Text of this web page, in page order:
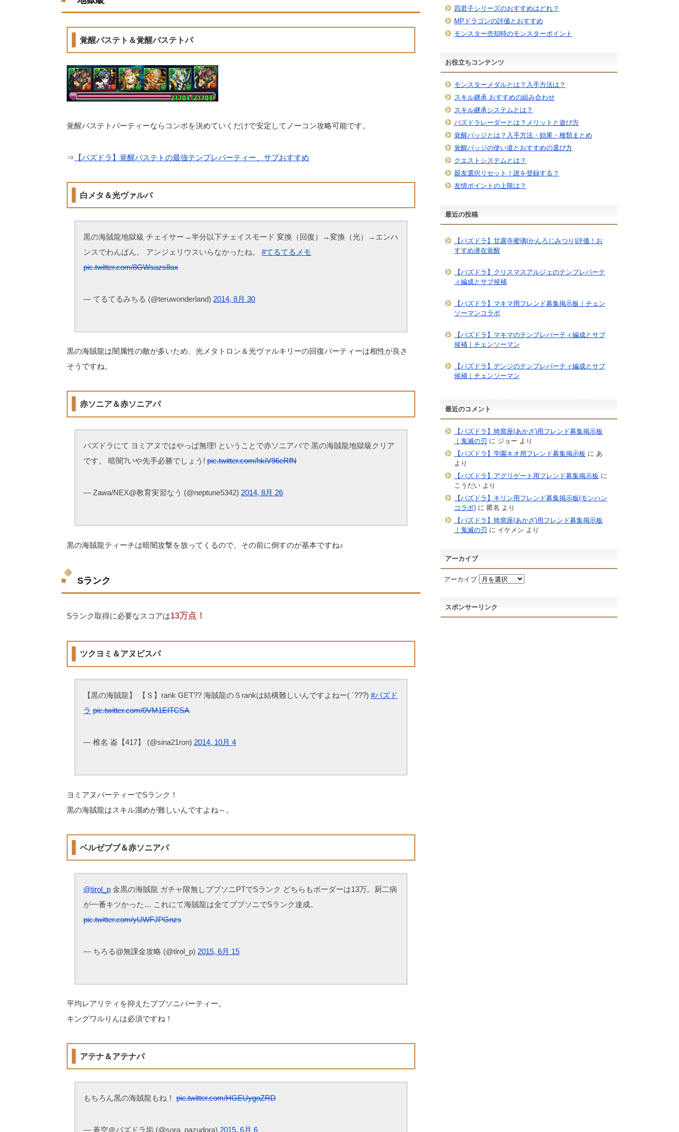
覚醒バステト＆覚醒バステトパ
覚醒バステトパーティーならコンボを決めていくだけで安定してノーコン攻略可能です。
⇒ 【パズドラ】覚醒バステトの最強テンプレパーティー、サブおすすめ
白メタ＆光ヴァルパ
黒の海賊龍地獄級 チェイサー→半分以下チェイスモード 変換（回復）→変換（光）→エンハ
ンスでわんぱん。 アンジェリウスいらなかったね。 #てるてるメモ
pic.twitter.com/8GWsazs8ax
— てるてるみちる (@teruwonderland) 2014, 8月 30
黒の海賊龍は闇属性の敵が多いため、光メタトロン＆光ヴァルキリーの回復パーティーは相性が良さ
そうですね。
赤ソニア＆赤ソニアパ
パズドラにて ヨミアヌではやっぱ無理! ということで赤ソニアパで 黒の海賊龍地獄級クリア
です。 暗闇?いや先手必勝でしょう! pic.twitter.com/hkiV96eRfN
— Zawa/NEX@教育実習なう (@neptune5342) 2014, 8月 26
黒の海賊龍ティーチは暗闇攻撃を放ってくるので、その前に倒すのが基本ですね♪
Sランク
Sランク取得に必要なスコアは13万点！
ツクヨミ＆アヌビスパ
【黒の海賊龍】 【Ｓ】rank GET?? 海賊龍のＳrankは結構難しいんですよねー( ´???) #パズド
ラ pic.twitter.com/0VM1EITCSA
— 椎名 崙【417】 (@sina21ron) 2014, 10月 4
ヨミアヌパーティーでSランク！
黒の海賊龍はスキル溜めが難しいんですよね～。
ベルゼブブ＆赤ソニアパ
@tirol_p 金黒の海賊龍 ガチャ限無しブブソニPTでSランク どちらもボーダーは13万。厨二病
が一番キツかった… これにて海賊龍は全てブブソニでSランク達成。
pic.twitter.com/yUWFJPGnzs
— ちろる@無課金攻略 (@tirol_p) 2015, 6月 15
平均レアリティを抑えたブブソニパーティー。
キングワルりんは必須ですね！
アテナ＆アテナパ
もちろん黒の海賊龍もね！ pic.twitter.com/HGEUygoZRD
— 蒼空＠パズドラ垢 (@sora_pazudora) 2015, 6月 6
四君子シリーズのおすすめはどれ？
MPドラゴンの評価とおすすめ
モンスター売却時のモンスターポイント
お役立ちコンテンツ
モンスターメダルとは？入手方法は？
スキル継承 おすすめの組み合わせ
スキル継承システムとは？
パズドラレーダーとは？メリットと遊び方
覚醒バッジとは？入手方法・効果・種類まとめ
覚醒バッジの使い道とおすすめの選び方
クエストシステムとは？
親友選択リセット！誰を登録する？
友情ポイントの上限は？
最近の投稿
【パズドラ】甘露寺蜜璃(かんろじみつり)評価！お
すすめ潜在覚醒
【パズドラ】クリスマスアルジェのテンプレパーテ
ィ編成とサブ候補
【パズドラ】マキマ用フレンド募集掲示板｜チェン
ソーマンコラボ
【パズドラ】マキマのテンプレパーティ編成とサブ
候補｜チェンソーマン
【パズドラ】デンジのテンプレパーティ編成とサブ
候補｜チェンソーマン
最近のコメント
【パズドラ】猗窩座(あかざ)用フレンド募集掲示板
｜鬼滅の刃 に ジョー より
【パズドラ】学園キオ用フレンド募集掲示板 に あ
より
【パズドラ】アグリゲート用フレンド募集掲示板 に
こうだいより
【パズドラ】キリン用フレンド募集掲示板(モンハン
コラボ)に 匿名 より
【パズドラ】猗窩座(あかざ)用フレンド募集掲示板
｜鬼滅の刃 に イケメン より
アーカイブ
アーカイブ
スポンサーリンク